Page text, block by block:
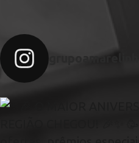
grupoamarelinha